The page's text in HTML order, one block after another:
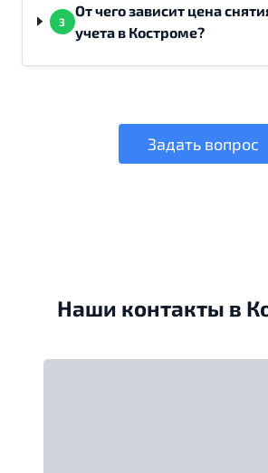
3
От чего зависит цена
учета в Костроме?
Задать вопрос
Наши контакты в